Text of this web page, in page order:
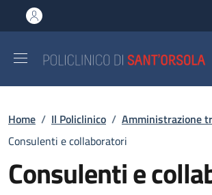
al contenuto principale
to footer content
Briciole di pane
Home / Il Policlinico / Amministrazione
Consulenti e collaboratori
Consulenti e